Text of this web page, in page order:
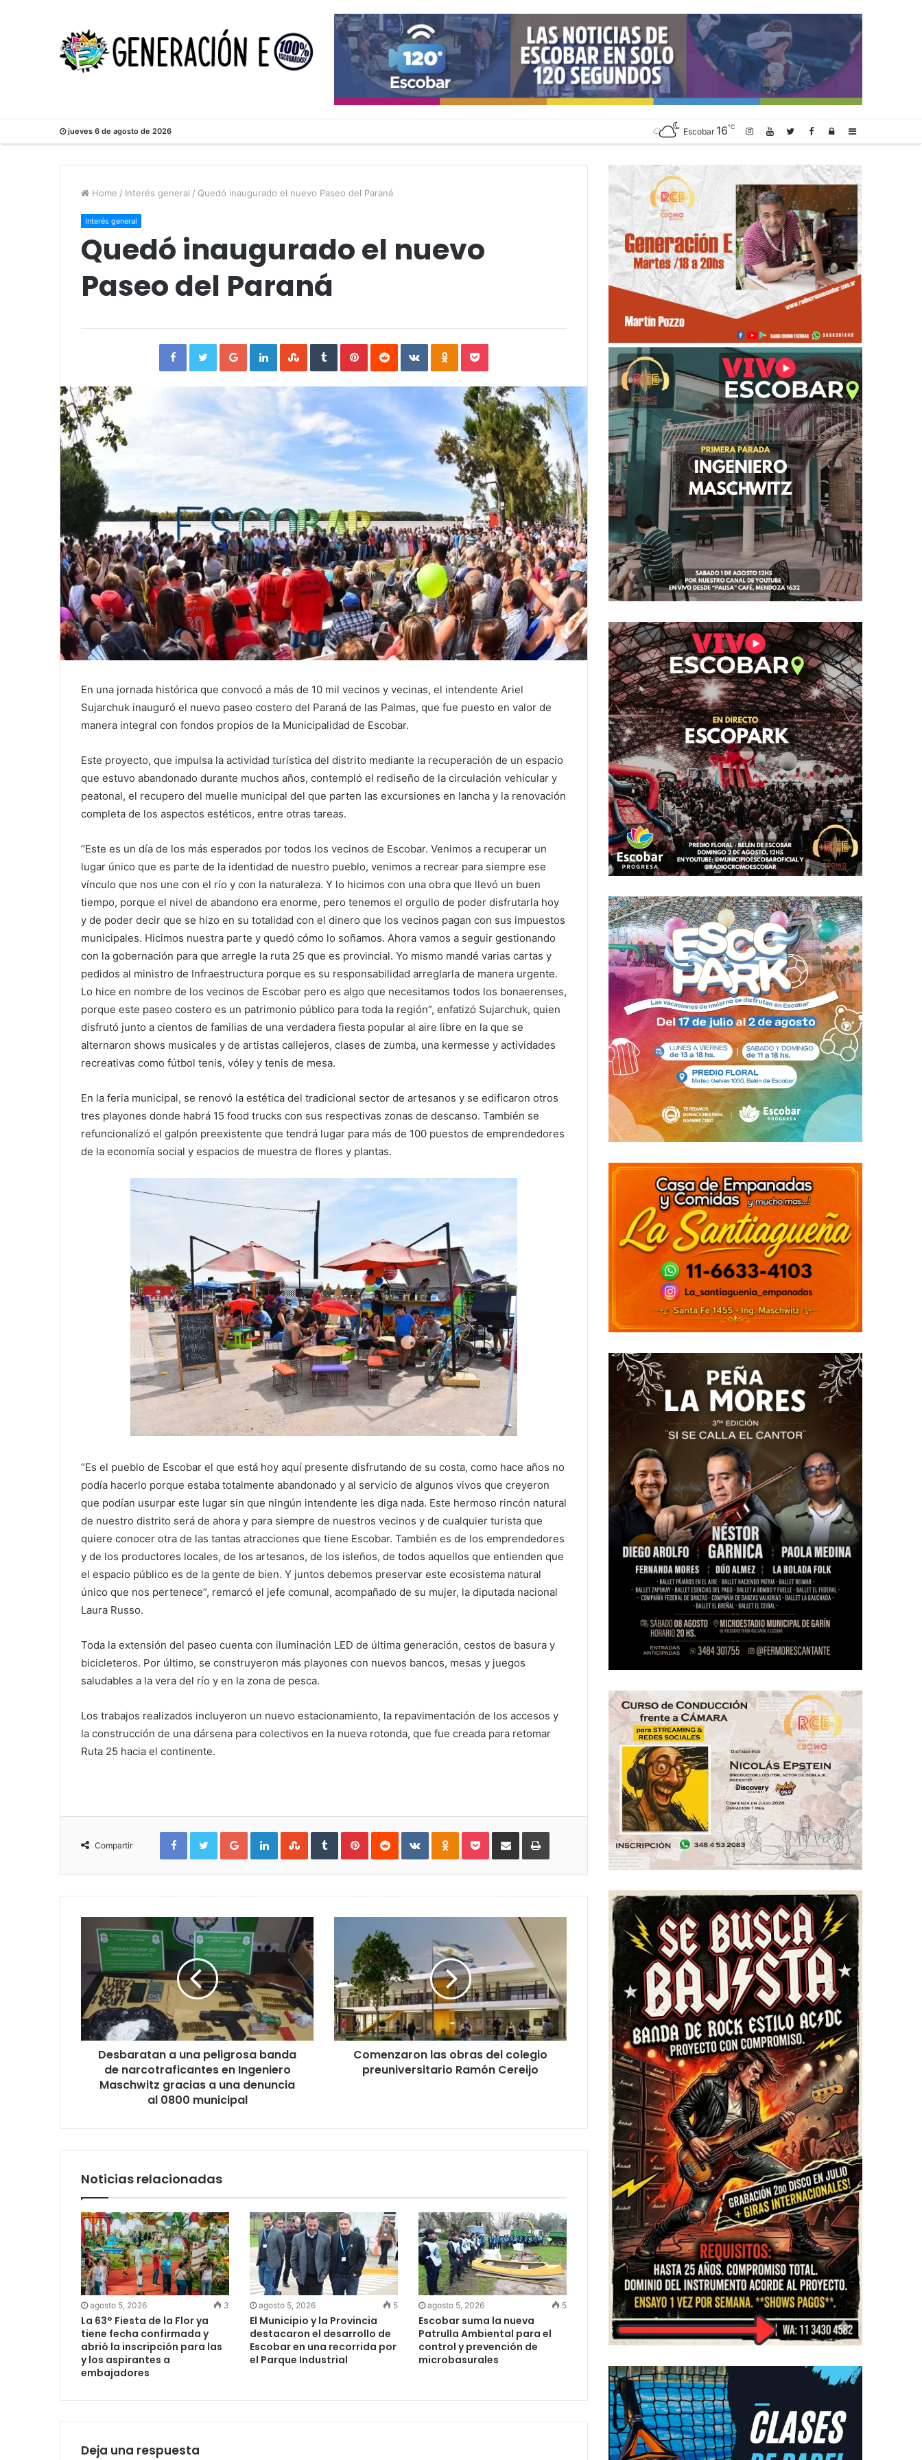
jueves 6 de agosto de 2026 Sidebar
Log
Escobar 16℃
Home / Interés general / Quedó inaugurado el nuevo Paseo del Paraná
Interés general
Quedó inaugurado el nuevo
Paseo del Paraná
FacebookTwitterGoogle+LinkedInStumbleUpon
TumblrPinterestReddit VKontakteOdnoklassniki
Pocket
En una jornada histórica que convocó a más de 10 mil vecinos y vecinas, el intendente Ariel
Sujarchuk inauguró el nuevo paseo costero del Paraná de las Palmas, que fue puesto en valor de
manera integral con fondos propios de la Municipalidad de Escobar.
Este proyecto, que impulsa la actividad turística del distrito mediante la recuperación de un espacio
que estuvo abandonado durante muchos años, contempló el rediseño de la circulación vehicular y
peatonal, el recupero del muelle municipal del que parten las excursiones en lancha y la renovación
completa de los aspectos estéticos, entre otras tareas.
“Este es un día de los más esperados por todos los vecinos de Escobar. Venimos a recuperar un
lugar único que es parte de la identidad de nuestro pueblo, venimos a recrear para siempre ese
vínculo que nos une con el río y con la naturaleza. Y lo hicimos con una obra que llevó un buen
tiempo, porque el nivel de abandono era enorme, pero tenemos el orgullo de poder disfrutarla hoy
y de poder decir que se hizo en su totalidad con el dinero que los vecinos pagan con sus impuestos
municipales. Hicimos nuestra parte y quedó cómo lo soñamos. Ahora vamos a seguir gestionando
con la gobernación para que arregle la ruta 25 que es provincial. Yo mismo mandé varias cartas y
pedidos al ministro de Infraestructura porque es su responsabilidad arreglarla de manera urgente.
Lo hice en nombre de los vecinos de Escobar pero es algo que necesitamos todos los bonaerenses,
porque este paseo costero es un patrimonio público para toda la región”, enfatizó Sujarchuk, quien
disfrutó junto a cientos de familias de una verdadera fiesta popular al aire libre en la que se
alternaron shows musicales y de artistas callejeros, clases de zumba, una kermesse y actividades
recreativas como fútbol tenis, vóley y tenis de mesa.
En la feria municipal, se renovó la estética del tradicional sector de artesanos y se edificaron otros
tres playones donde habrá 15 food trucks con sus respectivas zonas de descanso. También se
refuncionalizó el galpón preexistente que tendrá lugar para más de 100 puestos de emprendedores
de la economía social y espacios de muestra de flores y plantas.
“Es el pueblo de Escobar el que está hoy aquí presente disfrutando de su costa, como hace años no
podía hacerlo porque estaba totalmente abandonado y al servicio de algunos vivos que creyeron
que podían usurpar este lugar sin que ningún intendente les diga nada. Este hermoso rincón natural
de nuestro distrito será de ahora y para siempre de nuestros vecinos y de cualquier turista que
quiere conocer otra de las tantas atracciones que tiene Escobar. También es de los emprendedores
y de los productores locales, de los artesanos, de los isleños, de todos aquellos que entienden que
el espacio público es de la gente de bien. Y juntos debemos preservar este ecosistema natural
único que nos pertenece”, remarcó el jefe comunal, acompañado de su mujer, la diputada nacional
Laura Russo.
Toda la extensión del paseo cuenta con iluminación LED de última generación, cestos de basura y
bicicleteros. Por último, se construyeron más playones con nuevos bancos, mesas y juegos
saludables a la vera del río y en la zona de pesca.
Los trabajos realizados incluyeron un nuevo estacionamiento, la repavimentación de los accesos y
la construcción de una dársena para colectivos en la nueva rotonda, que fue creada para retomar
Ruta 25 hacia el continente.
Compartir
FacebookTwitterGoogle+LinkedInStumbleUpon
TumblrPinterestReddit VKontakteOdnoklassniki
PocketShare
Email
Print
Desbaratan a una peligrosa banda
de narcotraficantes en Ingeniero
Maschwitz gracias a una denuncia
al 0800 municipal
Comenzaron las obras del colegio
preuniversitario Ramón Cereijo
Noticias relacionadas
agosto 5, 2026 3
La 63° Fiesta de la Flor ya
tiene fecha confirmada y
abrió la inscripción para las
y los aspirantes a
embajadores
agosto 5, 2026 5
El Municipio y la Provincia
destacaron el desarrollo de
Escobar en una recorrida por
el Parque Industrial
agosto 5, 2026 5
Escobar suma la nueva
Patrulla Ambiental para el
control y prevención de
microbasurales
Deja una respuesta